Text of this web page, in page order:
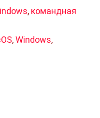
, командная
,Windows,